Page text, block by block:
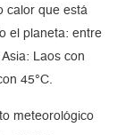
calor que está
el planeta: entre
Laos con
45°C.
meteorológico